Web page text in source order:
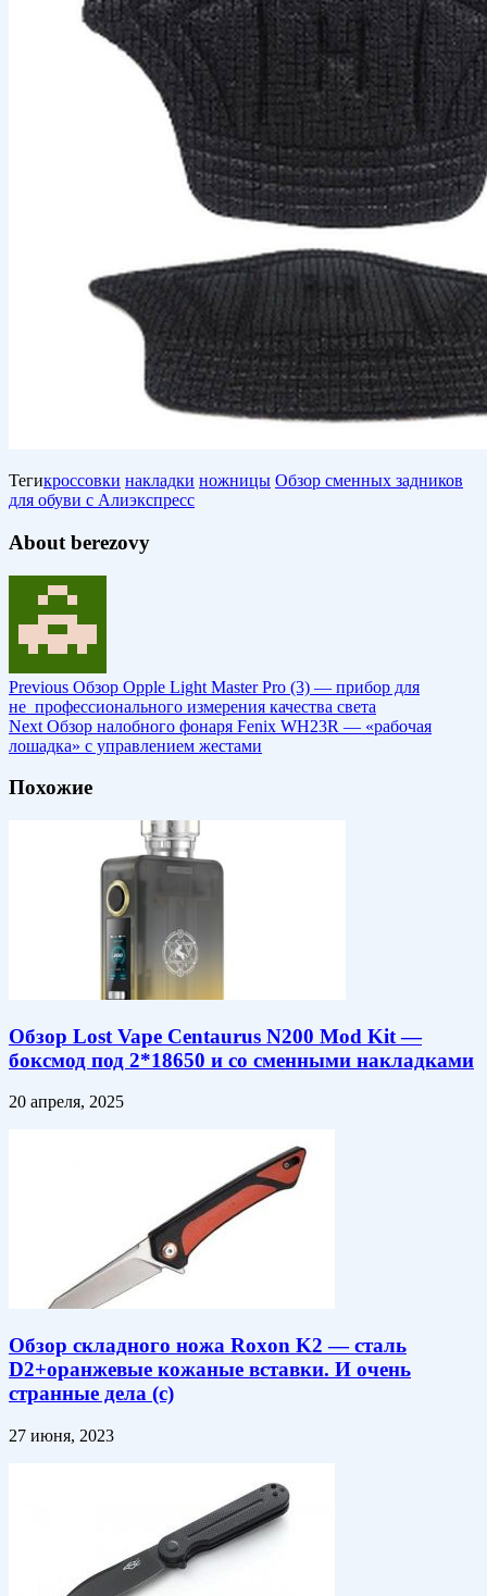
Тегикроссовки накладки ножницы Обзор сменных задников
для обуви с Алиэкспресс
About berezovy
Previous Обзор Opple Light Master Pro (3) — прибор для
не_профессионального измерения качества света
Next Обзор налобного фонаря Fenix WH23R — «рабочая
лошадка» с управлением жестами
Похожие
Обзор Lost Vape Centaurus N200 Mod Kit —
боксмод под 2*18650 и со сменными накладками
20 апреля, 2025
Обзор складного ножа Roxon K2 — сталь
D2+оранжевые кожаные вставки. И очень
странные дела (с)
27 июня, 2023